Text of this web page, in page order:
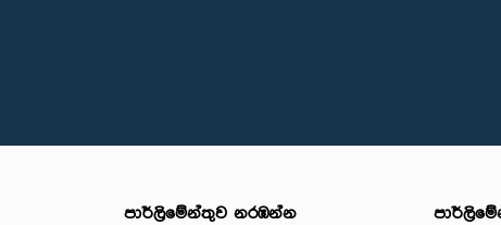
පාර්ලි‌මේන්තුව නරඹන්න